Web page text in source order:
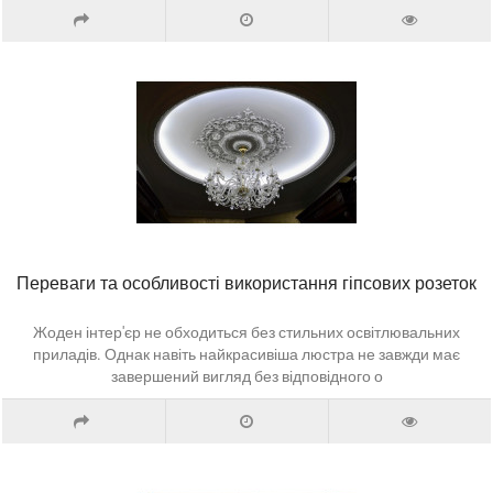
Переваги та особливості використання гіпсових розеток
Жоден інтер'єр не обходиться без стильних освітлювальних
приладів. Однак навіть найкрасивіша люстра не завжди має
завершений вигляд без відповідного о